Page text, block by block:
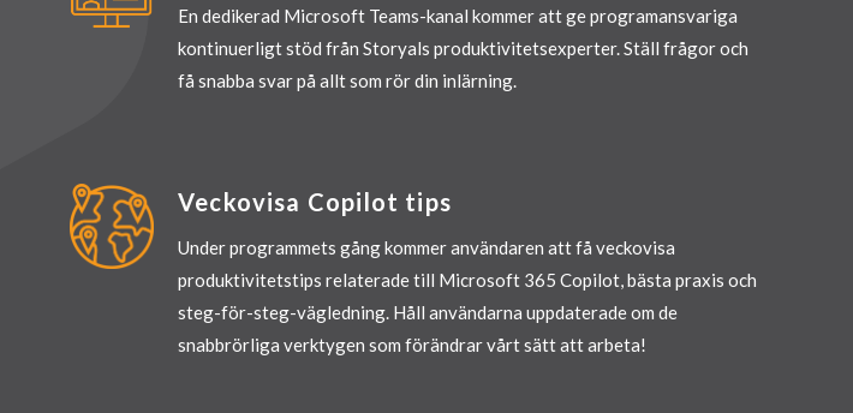
En dedikerad Microsoft Teams-kanal kommer att ge programansvariga
kontinuerligt stöd från Storyals produktivitetsexperter. Ställ frågor och
få snabba svar på allt som rör din inlärning.
Veckovisa Copilot tips
Under programmets gång kommer användaren att få veckovisa
produktivitetstips relaterade till Microsoft 365 Copilot, bästa praxis och
steg-för-steg-vägledning. Håll användarna uppdaterade om de
snabbrörliga verktygen som förändrar vårt sätt att arbeta!